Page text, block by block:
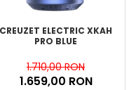
CREUZET ELECTRIC XKAH
PRO BLUE
1.710,00 RON
1.659,00 RON